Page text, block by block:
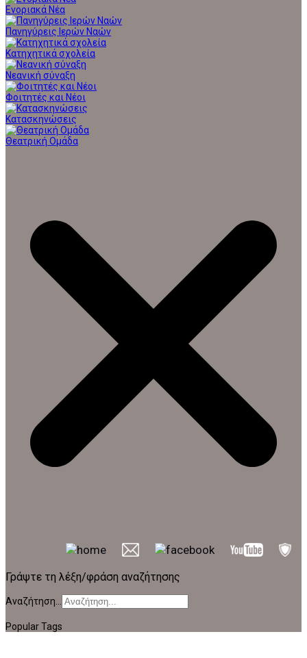
Ενοριακά Νέα
Πανηγύρεις Ιερών Ναών
Κατηχητικά σχολεία
Νεανική σύναξη
Φοιτητές και Νέοι
Κατασκηνώσεις
Θεατρική Ομάδα
Γράψτε τη λέξη/φράση αναζήτησης
Αναζήτηση...
Popular Tags